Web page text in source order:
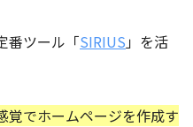
番ツール「SIRIUS」を活
覚でホームページを作成す